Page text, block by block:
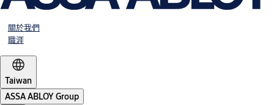
關於我們
職涯
Taiwan
ASSA ABLOY Group